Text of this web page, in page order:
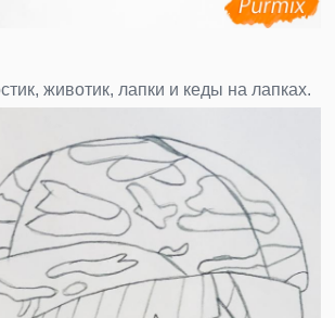
животик, лапки и кеды на лапках.